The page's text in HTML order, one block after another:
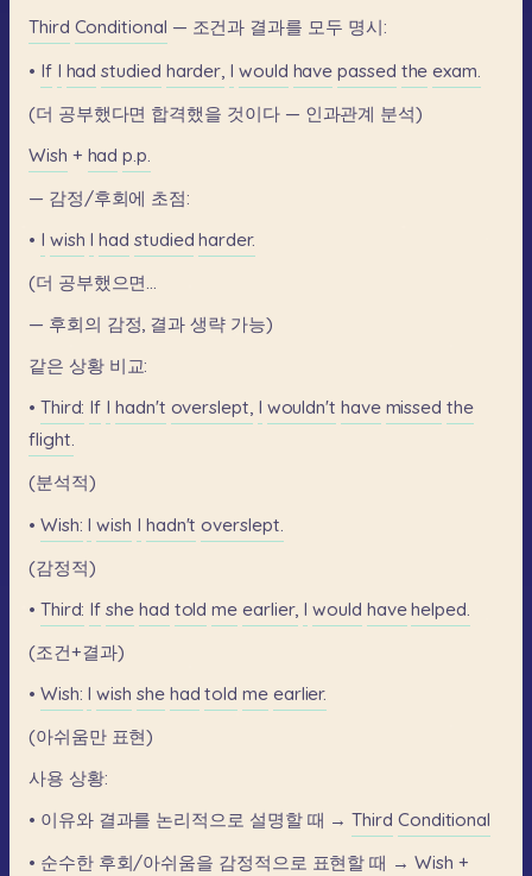
Third Conditional — 조건과 결과를 모두 명시:
• If I had studied harder, I would have passed the exam.
(더 공부했다면 합격했을 것이다 — 인과관계 분석)
Wish + had p.p.
— 감정/후회에 초점:
• I wish I had studied harder.
(더 공부했으면...
— 후회의 감정, 결과 생략 가능)
같은 상황 비교:
• Third: If I hadn't overslept, I wouldn't have missed the
flight.
(분석적)
• Wish: I wish I hadn't overslept.
(감정적)
• Third: If she had told me earlier, I would have helped.
(조건+결과)
• Wish: I wish she had told me earlier.
(아쉬움만 표현)
사용 상황:
• 이유와 결과를 논리적으로 설명할 때 → Third Conditional
• 순수한 후회/아쉬움을 감정적으로 표현할 때 → Wish +